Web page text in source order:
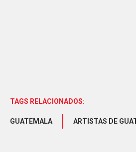
TAGS RELACIONADOS:
GUATEMALA ARTISTAS DE